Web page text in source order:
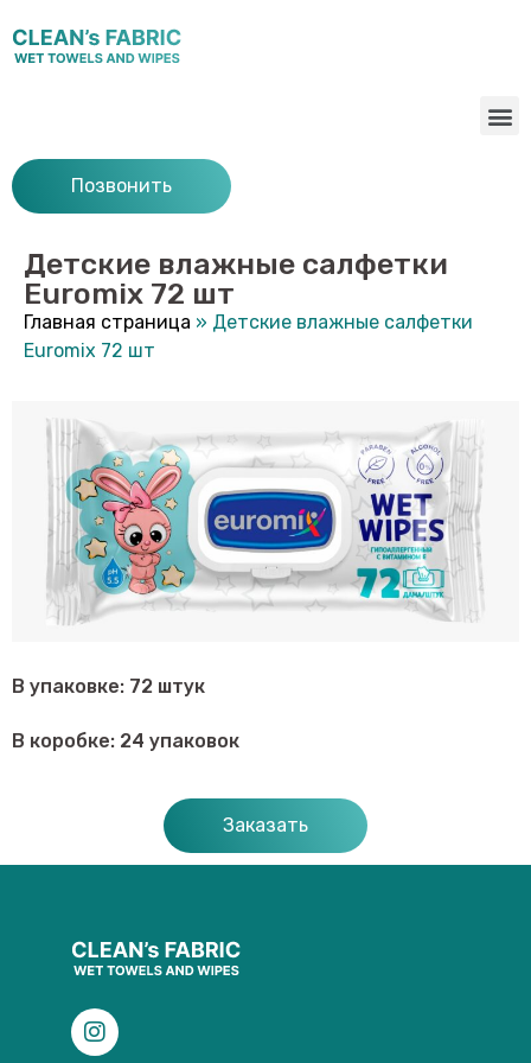
Позвонить
Детские влажные салфетки
Euromix 72 шт
Главная страница » Детские влажные салфетки
Euromix 72 шт
В упаковке: 72 штук
В коробке: 24 упаковок
Заказать